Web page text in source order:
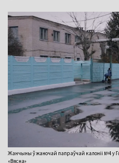
Жанчыны ў жаночай папраўчай калоніі №4 у
«Вясна»